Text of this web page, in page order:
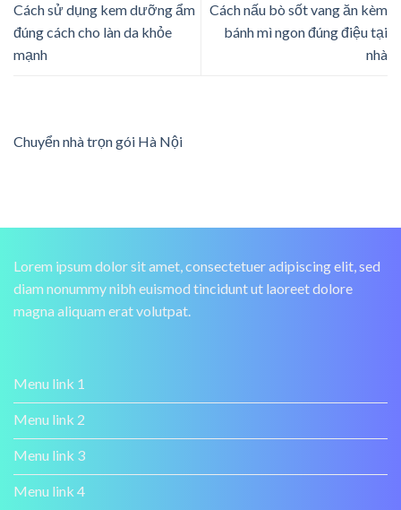
Cách sử dụng kem dưỡng ẩm
đúng cách cho làn da khỏe
mạnh
Cách nấu bò sốt vang ăn kèm
bánh mì ngon đúng điệu tại
nhà
Chuyển nhà trọn gói Hà Nội
Lorem ipsum dolor sit amet, consectetuer adipiscing elit, sed
diam nonummy nibh euismod tincidunt ut laoreet dolore
magna aliquam erat volutpat.
Menu link 1
Menu link 2
Menu link 3
Menu link 4